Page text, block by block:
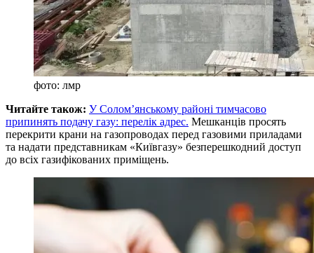
фото: лмр
Читайте також: У Солом’янському районі тимчасово
припинять подачу газу: перелік адрес. Мешканців просять
перекрити крани на газопроводах перед газовими приладами
та надати представникам «Київгазу» безперешкодний доступ
до всіх газифікованих приміщень.